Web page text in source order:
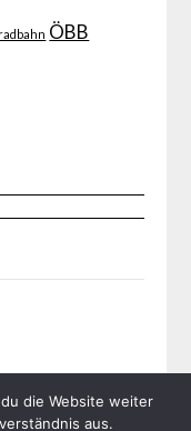
ÖBB
die Website weiter
aus.